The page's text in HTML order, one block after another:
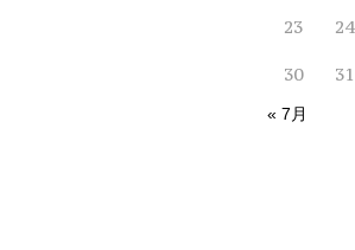
23 24
30 31
« 7月